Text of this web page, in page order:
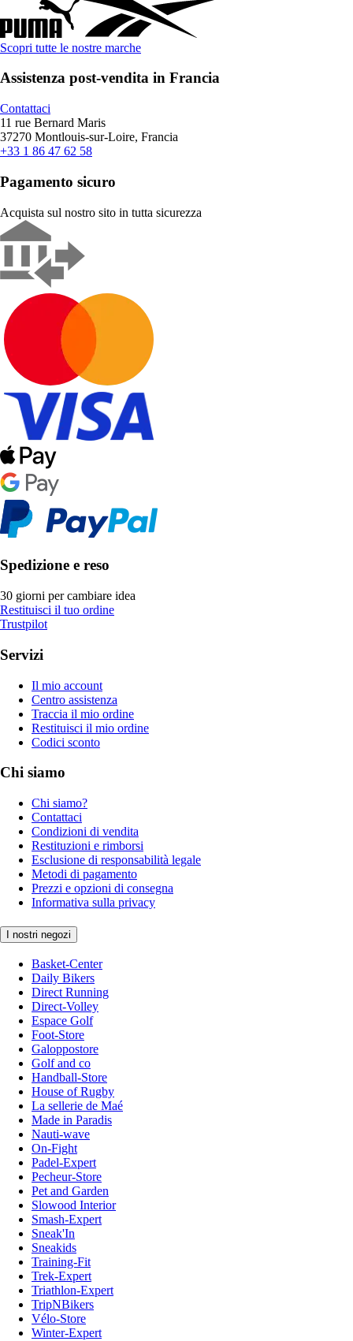
Scopri tutte le nostre marche
Assistenza post-vendita in Francia
Contattaci
11 rue Bernard Maris
37270 Montlouis-sur-Loire, Francia
+33 1 86 47 62 58
Pagamento sicuro
Acquista sul nostro sito in tutta sicurezza
Spedizione e reso
30 giorni per cambiare idea
Restituisci il tuo ordine
Trustpilot
Servizi
Il mio account
Centro assistenza
Traccia il mio ordine
Restituisci il mio ordine
Codici sconto
Chi siamo
Chi siamo?
Contattaci
Condizioni di vendita
Restituzioni e rimborsi
Esclusione di responsabilità legale
Metodi di pagamento
Prezzi e opzioni di consegna
Informativa sulla privacy
I nostri negozi
Basket-Center
Daily Bikers
Direct Running
Direct-Volley
Espace Golf
Foot-Store
Galoppostore
Golf and co
Handball-Store
House of Rugby
La sellerie de Maé
Made in Paradis
Nauti-wave
On-Fight
Padel-Expert
Pecheur-Store
Pet and Garden
Slowood Interior
Smash-Expert
Sneak'In
Sneakids
Training-Fit
Trek-Expert
Triathlon-Expert
TripNBikers
Vélo-Store
Winter-Expert